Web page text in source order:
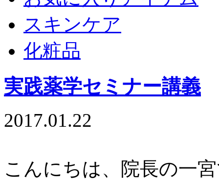
スキンケア
化粧品
実践薬学セミナー講義
2017.01.22
こんにちは、院長の一